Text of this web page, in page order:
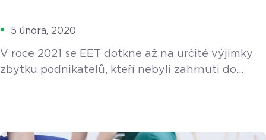
5 února, 2020
V roce 2021 se EET dotkne až na určité výjimky
zbytku podnikatelů, kteří nebyli zahrnuti do
řešení právě pro vás. Koho musí mít EET v roce